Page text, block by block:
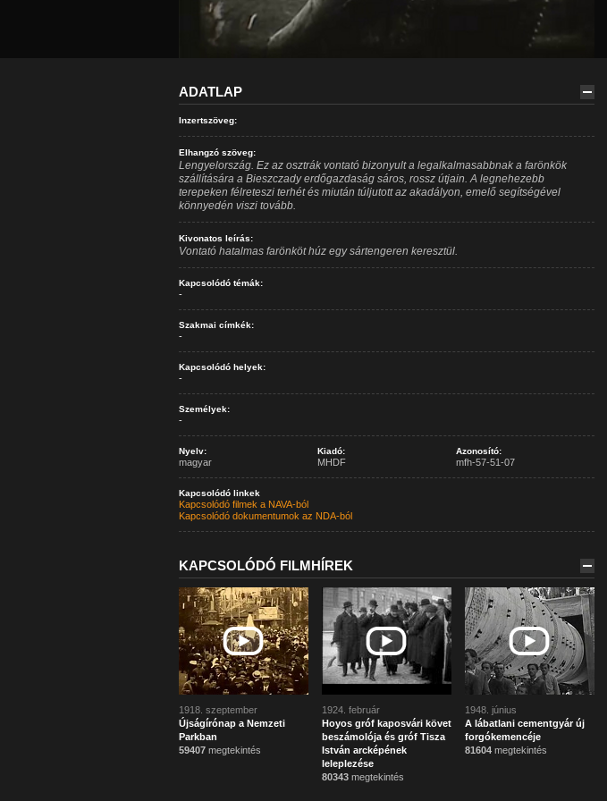
ADATLAP
Inzertszöveg:
Elhangzó szöveg:
Lengyelország. Ez az osztrák vontató bizonyult a legalkalmasabbnak a farönkök
szállítására a Bieszczady erdőgazdaság sáros, rossz útjain. A legnehezebb
terepeken félreteszi terhét és miután túljutott az akadályon, emelő segítségével
könnyedén viszi tovább.
Kivonatos leírás:
Vontató hatalmas farönköt húz egy sártengeren keresztül.
Kapcsolódó témák:
-
Szakmai címkék:
-
Kapcsolódó helyek:
-
Személyek:
-
Nyelv:
magyar
Kiadó:
MHDF
Azonosító:
mfh-57-51-07
Kapcsolódó linkek
Kapcsolódó filmek a NAVA-ból
Kapcsolódó dokumentumok az NDA-ból
KAPCSOLÓDÓ FILMHÍREK
1918. szeptember
Újságírónap a Nemzeti
Parkban
59407megtekintés
1924. február
Hoyos gróf kaposvári követ
beszámolója és gróf Tisza
István arcképének
leleplezése
80343megtekintés
1948. június
A lábatlani cementgyár új
forgókemencéje
81604megtekintés